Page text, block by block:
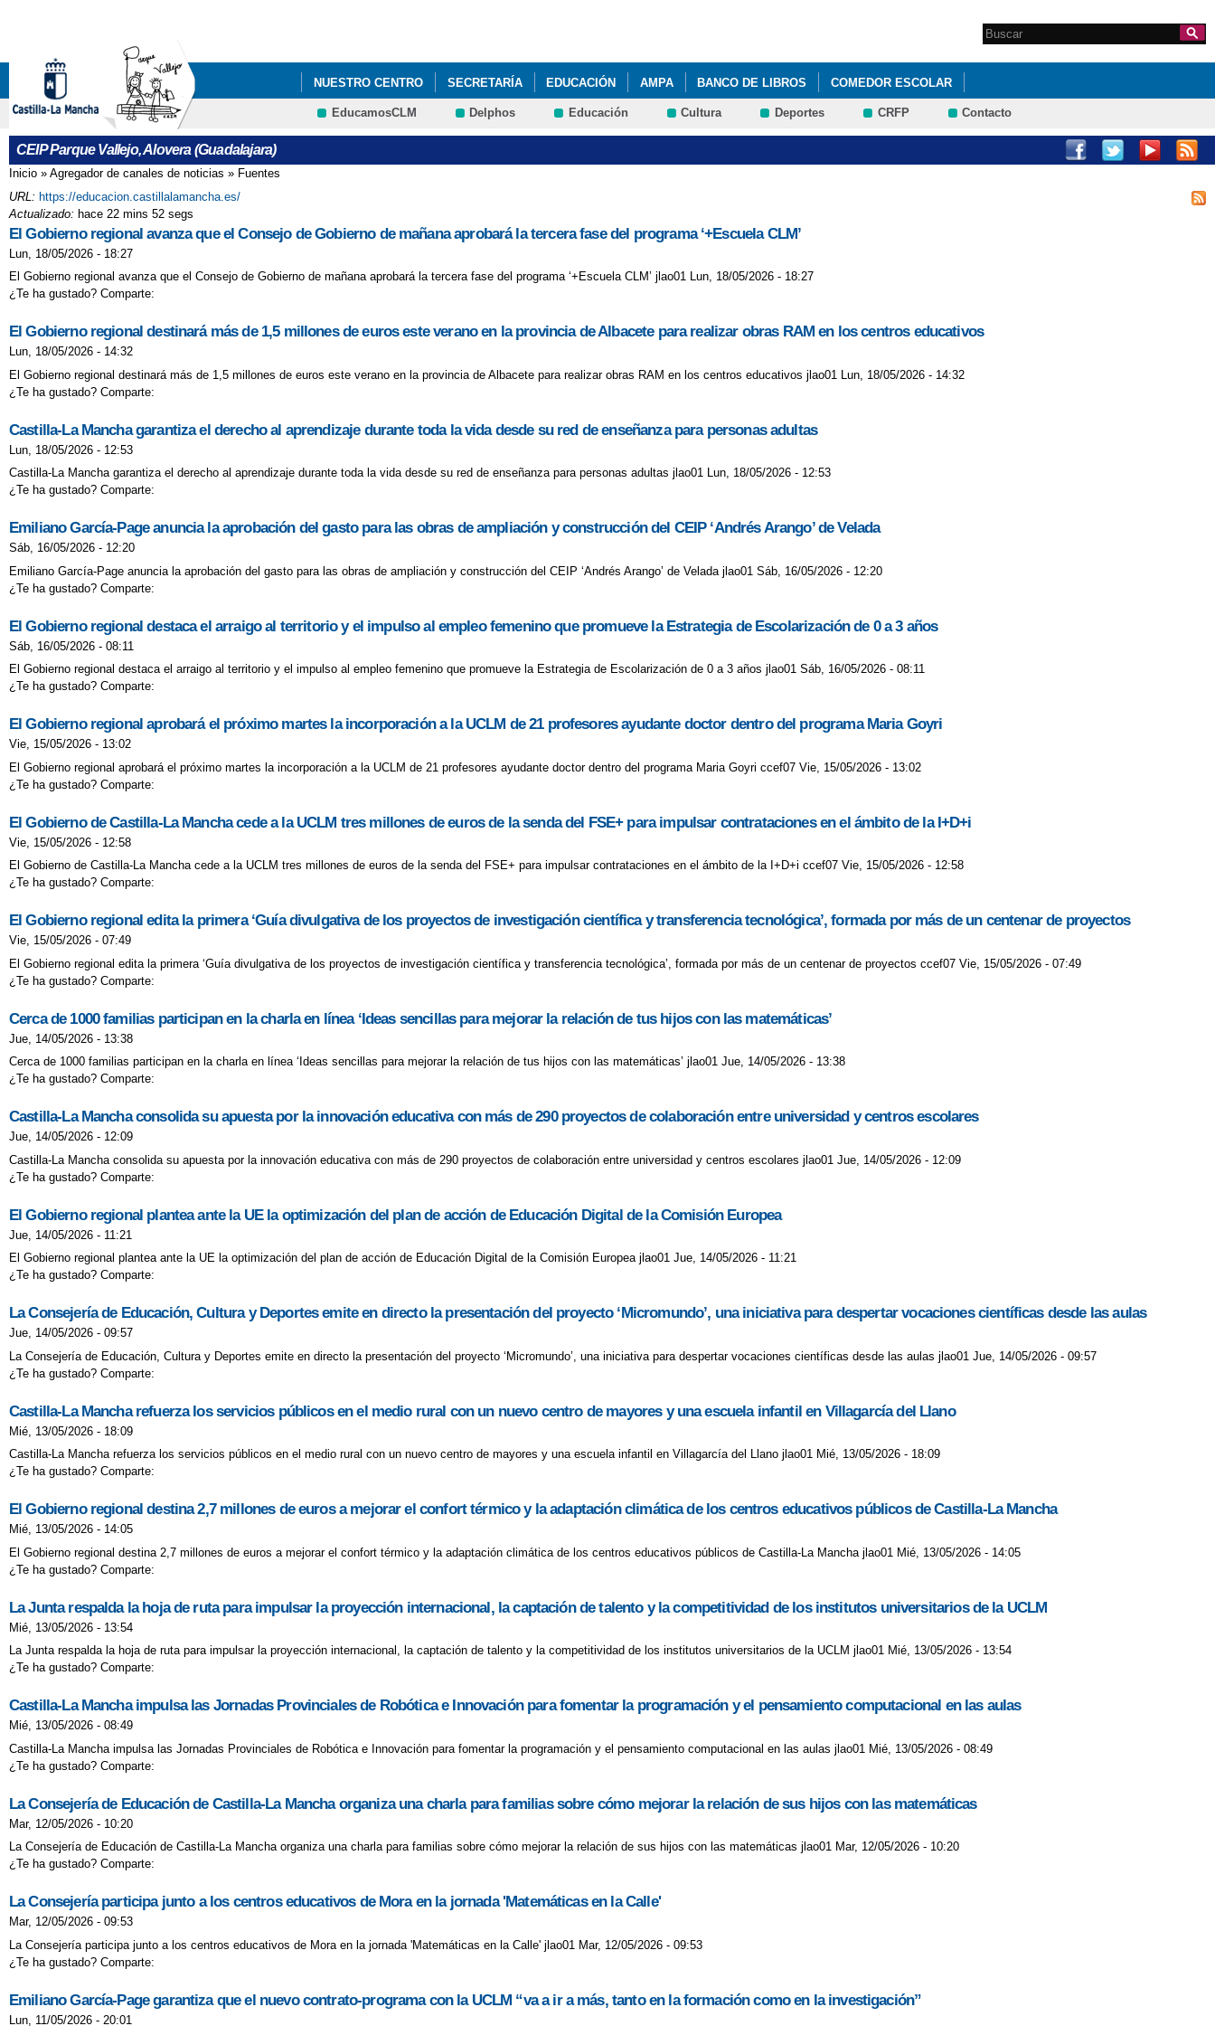
Formulario de
Search this site
NUESTRO CENTRO SECRETARÍA EDUCACIÓN AMPA BANCO DE LIBROS COMEDOR ESCOLAR
EducamosCLM Delphos Educación Cultura Deportes CRFP Contacto
CEIP Parque Vallejo, Alovera (Guadalajara)
Se encuentra usted aquí
Inicio » Agregador de canales de noticias » Fuentes
URL: https://educacion.castillalamancha.es/
Actualizado: hace 22 mins 52 segs
El Gobierno regional avanza que el Consejo de Gobierno de mañana aprobará la tercera fase del programa ‘+Escuela CLM’
Lun, 18/05/2026 - 18:27
El Gobierno regional avanza que el Consejo de Gobierno de mañana aprobará la tercera fase del programa ‘+Escuela CLM’ jlao01 Lun, 18/05/2026 - 18:27
¿Te ha gustado? Comparte:
El Gobierno regional destinará más de 1,5 millones de euros este verano en la provincia de Albacete para realizar obras RAM en los centros educativos
Lun, 18/05/2026 - 14:32
El Gobierno regional destinará más de 1,5 millones de euros este verano en la provincia de Albacete para realizar obras RAM en los centros educativos jlao01 Lun, 18/05/2026 - 14:32
¿Te ha gustado? Comparte:
Castilla-La Mancha garantiza el derecho al aprendizaje durante toda la vida desde su red de enseñanza para personas adultas
Lun, 18/05/2026 - 12:53
Castilla-La Mancha garantiza el derecho al aprendizaje durante toda la vida desde su red de enseñanza para personas adultas jlao01 Lun, 18/05/2026 - 12:53
¿Te ha gustado? Comparte:
Emiliano García-Page anuncia la aprobación del gasto para las obras de ampliación y construcción del CEIP ‘Andrés Arango’ de Velada
Sáb, 16/05/2026 - 12:20
Emiliano García-Page anuncia la aprobación del gasto para las obras de ampliación y construcción del CEIP ‘Andrés Arango’ de Velada jlao01 Sáb, 16/05/2026 - 12:20
¿Te ha gustado? Comparte:
El Gobierno regional destaca el arraigo al territorio y el impulso al empleo femenino que promueve la Estrategia de Escolarización de 0 a 3 años
Sáb, 16/05/2026 - 08:11
El Gobierno regional destaca el arraigo al territorio y el impulso al empleo femenino que promueve la Estrategia de Escolarización de 0 a 3 años jlao01 Sáb, 16/05/2026 - 08:11
¿Te ha gustado? Comparte:
El Gobierno regional aprobará el próximo martes la incorporación a la UCLM de 21 profesores ayudante doctor dentro del programa Maria Goyri
Vie, 15/05/2026 - 13:02
El Gobierno regional aprobará el próximo martes la incorporación a la UCLM de 21 profesores ayudante doctor dentro del programa Maria Goyri ccef07 Vie, 15/05/2026 - 13:02
¿Te ha gustado? Comparte:
El Gobierno de Castilla-La Mancha cede a la UCLM tres millones de euros de la senda del FSE+ para impulsar contrataciones en el ámbito de la I+D+i
Vie, 15/05/2026 - 12:58
El Gobierno de Castilla-La Mancha cede a la UCLM tres millones de euros de la senda del FSE+ para impulsar contrataciones en el ámbito de la I+D+i ccef07 Vie, 15/05/2026 - 12:58
¿Te ha gustado? Comparte:
El Gobierno regional edita la primera ‘Guía divulgativa de los proyectos de investigación científica y transferencia tecnológica’, formada por más de un centenar de proyectos
Vie, 15/05/2026 - 07:49
El Gobierno regional edita la primera ‘Guía divulgativa de los proyectos de investigación científica y transferencia tecnológica’, formada por más de un centenar de proyectos ccef07 Vie, 15/05/2026 - 07:49
¿Te ha gustado? Comparte:
Cerca de 1000 familias participan en la charla en línea ‘Ideas sencillas para mejorar la relación de tus hijos con las matemáticas’
Jue, 14/05/2026 - 13:38
Cerca de 1000 familias participan en la charla en línea ‘Ideas sencillas para mejorar la relación de tus hijos con las matemáticas’ jlao01 Jue, 14/05/2026 - 13:38
¿Te ha gustado? Comparte:
Castilla-La Mancha consolida su apuesta por la innovación educativa con más de 290 proyectos de colaboración entre universidad y centros escolares
Jue, 14/05/2026 - 12:09
Castilla-La Mancha consolida su apuesta por la innovación educativa con más de 290 proyectos de colaboración entre universidad y centros escolares jlao01 Jue, 14/05/2026 - 12:09
¿Te ha gustado? Comparte:
El Gobierno regional plantea ante la UE la optimización del plan de acción de Educación Digital de la Comisión Europea
Jue, 14/05/2026 - 11:21
El Gobierno regional plantea ante la UE la optimización del plan de acción de Educación Digital de la Comisión Europea jlao01 Jue, 14/05/2026 - 11:21
¿Te ha gustado? Comparte:
La Consejería de Educación, Cultura y Deportes emite en directo la presentación del proyecto ‘Micromundo’, una iniciativa para despertar vocaciones científicas desde las aulas
Jue, 14/05/2026 - 09:57
La Consejería de Educación, Cultura y Deportes emite en directo la presentación del proyecto ‘Micromundo’, una iniciativa para despertar vocaciones científicas desde las aulas jlao01 Jue, 14/05/2026 - 09:57
¿Te ha gustado? Comparte:
Castilla-La Mancha refuerza los servicios públicos en el medio rural con un nuevo centro de mayores y una escuela infantil en Villagarcía del Llano
Mié, 13/05/2026 - 18:09
Castilla-La Mancha refuerza los servicios públicos en el medio rural con un nuevo centro de mayores y una escuela infantil en Villagarcía del Llano jlao01 Mié, 13/05/2026 - 18:09
¿Te ha gustado? Comparte:
El Gobierno regional destina 2,7 millones de euros a mejorar el confort térmico y la adaptación climática de los centros educativos públicos de Castilla-La Mancha
Mié, 13/05/2026 - 14:05
El Gobierno regional destina 2,7 millones de euros a mejorar el confort térmico y la adaptación climática de los centros educativos públicos de Castilla-La Mancha jlao01 Mié, 13/05/2026 - 14:05
¿Te ha gustado? Comparte:
La Junta respalda la hoja de ruta para impulsar la proyección internacional, la captación de talento y la competitividad de los institutos universitarios de la UCLM
Mié, 13/05/2026 - 13:54
La Junta respalda la hoja de ruta para impulsar la proyección internacional, la captación de talento y la competitividad de los institutos universitarios de la UCLM jlao01 Mié, 13/05/2026 - 13:54
¿Te ha gustado? Comparte:
Castilla-La Mancha impulsa las Jornadas Provinciales de Robótica e Innovación para fomentar la programación y el pensamiento computacional en las aulas
Mié, 13/05/2026 - 08:49
Castilla-La Mancha impulsa las Jornadas Provinciales de Robótica e Innovación para fomentar la programación y el pensamiento computacional en las aulas jlao01 Mié, 13/05/2026 - 08:49
¿Te ha gustado? Comparte:
La Consejería de Educación de Castilla-La Mancha organiza una charla para familias sobre cómo mejorar la relación de sus hijos con las matemáticas
Mar, 12/05/2026 - 10:20
La Consejería de Educación de Castilla-La Mancha organiza una charla para familias sobre cómo mejorar la relación de sus hijos con las matemáticas jlao01 Mar, 12/05/2026 - 10:20
¿Te ha gustado? Comparte:
La Consejería participa junto a los centros educativos de Mora en la jornada 'Matemáticas en la Calle'
Mar, 12/05/2026 - 09:53
La Consejería participa junto a los centros educativos de Mora en la jornada 'Matemáticas en la Calle' jlao01 Mar, 12/05/2026 - 09:53
¿Te ha gustado? Comparte:
Emiliano García-Page garantiza que el nuevo contrato-programa con la UCLM “va a ir a más, tanto en la formación como en la investigación”
Lun, 11/05/2026 - 20:01